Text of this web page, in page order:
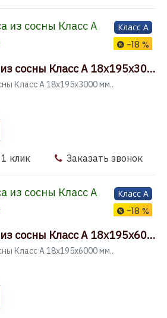
Класс A
-18 %
Имитация бруса из сосны Класс А 18x195x3000 мм
Класс А 18x195x3000 мм..
клик Заказать звонок
Класс A
-18 %
Имитация бруса из сосны Класс А 18x195x6000 мм
Класс А 18x195x6000 мм..